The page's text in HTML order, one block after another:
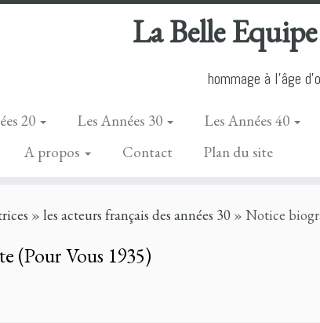
La Belle Equipe
hommage à l'âge
20 Les Années 30 Les Années 40
A propos Contact Plan du site
» les acteurs français des années 30 » Notice
(Pour Vous 1935)